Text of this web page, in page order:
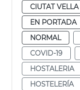
CIUTAT VELLA
EN PORTADA
NORMAL
COVID-19
HOSTALERIA
HOSTELERÍA